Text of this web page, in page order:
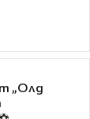
„Олд